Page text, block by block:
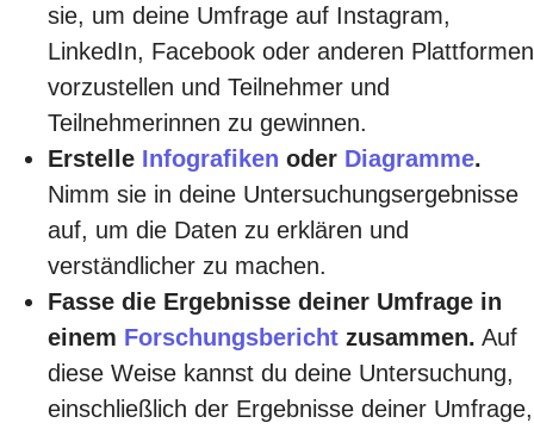
sie, um deine Umfrage auf Instagram,
LinkedIn, Facebook oder anderen Plattformen
vorzustellen und Teilnehmer und
Teilnehmerinnen zu gewinnen.
Erstelle Infografiken oder Diagramme.
Nimm sie in deine Untersuchungsergebnisse
auf, um die Daten zu erklären und
verständlicher zu machen.
Fasse die Ergebnisse deiner Umfrage in
einem Forschungsbericht zusammen. Auf
diese Weise kannst du deine Untersuchung,
einschließlich der Ergebnisse deiner Umfrage,